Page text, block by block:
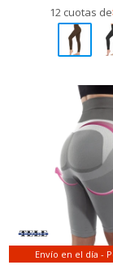
12 cuotas de
Envío en el día -